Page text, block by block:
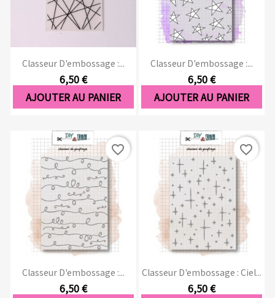
Classeur D'embossage :...
6,50 €
AJOUTER AU PANIER
Classeur D'embossage :...
6,50 €
AJOUTER AU PANIER
Classeur D'embossage :...
6,50 €
favorite_border
Classeur D'embossage : Ciel...
6,50 €
favorite_border